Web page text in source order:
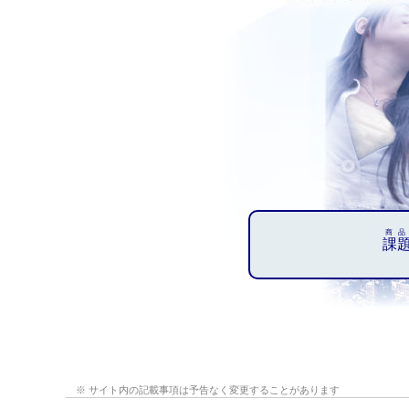
課
商
※ サイト内の記載事項は予告なく変更することがあります